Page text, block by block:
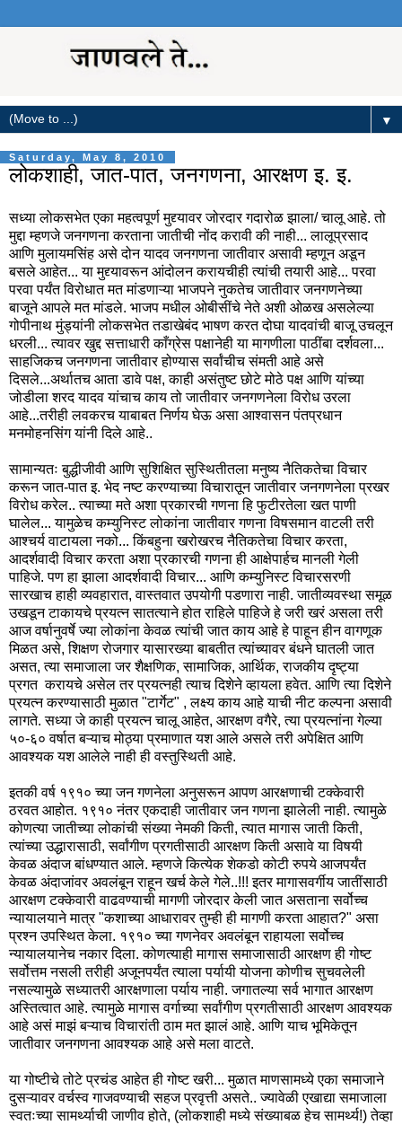
▼
Saturday, May 8, 2010
लोकशाही, जात-पात, जनगणना, आरक्षण इ. इ.
सध्या लोकसभेत एका महत्वपूर्ण मुद्द्यावर जोरदार गदारोळ झाला/ चालू आहे. तो
मुद्दा म्हणजे जनगणना करताना जातीची नोंद करावी की नाही... लालूप्रसाद
आणि मुलायमसिंह असे दोन यादव जनगणना जातीवार असावी म्हणून अडून
बसले आहेत... या मुद्द्यावरून आंदोलन करायचीही त्यांची तयारी आहे... परवा
परवा पर्यंत विरोधात मत मांडणाऱ्या भाजपने नुकतेच जातीवार जनगणनेच्या
बाजूने आपले मत मांडले. भाजप मधील ओबीसींचे नेते अशी ओळख असलेल्या
गोपीनाथ मुंड्यांनी लोकसभेत तडाखेबंद भाषण करत दोघा यादवांची बाजू उचलून
धरली... त्यावर खुद्द सत्ताधारी काँग्रेस पक्षानेही या मागणीला पाठींबा दर्शवला...
साहजिकच जनगणना जातीवार होण्यास सर्वांचीच संमती आहे असे
दिसले...अर्थातच आता डावे पक्ष, काही असंतुष्ट छोटे मोठे पक्ष आणि यांच्या
जोडीला शरद यादव यांचाच काय तो जातीवार जनगणनेला विरोध उरला
आहे...तरीही लवकरच याबाबत निर्णय घेऊ असा आश्वासन पंतप्रधान
मनमोहनसिंग यांनी दिले आहे..
सामान्यतः बुद्धीजीवी आणि सुशिक्षित सुस्थितीतला मनुष्य नैतिकतेचा विचार
करून जात-पात इ. भेद नष्ट करण्याच्या विचारातून जातीवार जनगणनेला प्रखर
विरोध करेल.. त्याच्या मते अशा प्रकारची गणना हि फुटीरतेला खत पाणी
घालेल... यामुळेच कम्युनिस्ट लोकांना जातीवार गणना विषसमान वाटली तरी
आश्चर्य वाटायला नको... किंबहुना खरोखरच नैतिकतेचा विचार करता,
आदर्शवादी विचार करता अशा प्रकारची गणना ही आक्षेपार्हच मानली गेली
पाहिजे. पण हा झाला आदर्शवादी विचार... आणि कम्युनिस्ट विचारसरणी
सारखाच हाही व्यवहारात, वास्तवात उपयोगी पडणारा नाही. जातीव्यवस्था समूळ
उखडून टाकायचे प्रयत्न सातत्याने होत राहिले पाहिजे हे जरी खरं असला तरी
आज वर्षानुवर्षे ज्या लोकांना केवळ त्यांची जात काय आहे हे पाहून हीन वागणूक
मिळत असे, शिक्षण रोजगार यासारख्या बाबतीत त्यांच्यावर बंधने घातली जात
असत, त्या समाजाला जर शैक्षणिक, सामाजिक, आर्थिक, राजकीय दृष्ट्या
प्रगत करायचे असेल तर प्रयत्नही त्याच दिशेने व्हायला हवेत. आणि त्या दिशेने
प्रयत्न करण्यासाठी मुळात "टार्गेट" , लक्ष्य काय आहे याची नीट कल्पना असावी
लागते. सध्या जे काही प्रयत्न चालू आहेत, आरक्षण वगैरे, त्या प्रयत्नांना गेल्या
५०-६० वर्षात बऱ्याच मोठ्या प्रमाणात यश आले असले तरी अपेक्षित आणि
आवश्यक यश आलेले नाही ही वस्तुस्थिती आहे.
इतकी वर्ष १९१० च्या जन गणनेला अनुसरून आपण आरक्षणाची टक्केवारी
ठरवत आहोत. १९१० नंतर एकदाही जातीवार जन गणना झालेली नाही. त्यामुळे
कोणत्या जातीच्या लोकांची संख्या नेमकी किती, त्यात मागास जाती किती,
त्यांच्या उद्धारासाठी, सर्वांगीण प्रगतीसाठी आरक्षण किती असावे या विषयी
केवळ अंदाज बांधण्यात आले. म्हणजे कित्येक शेकडो कोटी रुपये आजपर्यंत
केवळ अंदाजांवर अवलंबून राहून खर्च केले गेले..!!! इतर मागासवर्गीय जातींसाठी
आरक्षण टक्केवारी वाढवण्याची मागणी जोरदार केली जात असताना सर्वोच्च
न्यायालयाने मात्र "कशाच्या आधारावर तुम्ही ही मागणी करता आहात?" असा
प्रश्न उपस्थित केला. १९१० च्या गणनेवर अवलंबून राहायला सर्वोच्च
न्यायालयानेच नकार दिला. कोणत्याही मागास समाजासाठी आरक्षण ही गोष्ट
सर्वोत्तम नसली तरीही अजूनपर्यंत त्याला पर्यायी योजना कोणीच सुचवलेली
नसल्यामुळे सध्यातरी आरक्षणाला पर्याय नाही. जगातल्या सर्व भागात आरक्षण
अस्तित्वात आहे. त्यामुळे मागास वर्गाच्या सर्वांगीण प्रगतीसाठी आरक्षण आवश्यक
आहे असं माझं बऱ्याच विचारांती ठाम मत झालं आहे. आणि याच भूमिकेतून
जातीवार जनगणना आवश्यक आहे असे मला वाटते.
या गोष्टीचे तोटे प्रचंड आहेत ही गोष्ट खरी... मुळात माणसामध्ये एका समाजाने
दुसऱ्यावर वर्चस्व गाजवण्याची सहज प्रवृत्ती असते.. ज्यावेळी एखाद्या समाजाला
स्वतःच्या सामर्थ्याची जाणीव होते, (लोकशाही मध्ये संख्याबळ हेच सामर्थ्य!) तेव्हा